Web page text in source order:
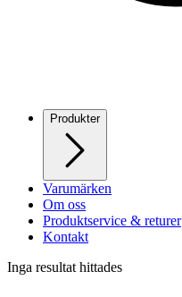
Produkter
Varumärken
Om oss
Produktservice & returer
Kontakt
Inga resultat hittades